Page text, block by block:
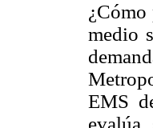
¿Cómo
medio
EMS